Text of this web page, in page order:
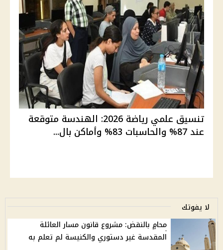
تنسيق علمي رياضة 2026: الهندسة متوقعة
عند 87% والحاسبات 83% وأماكن بال...
لا يفوتك
محامٍ بالنقض: مشروع قانون مسار العائلة
المقدسة غير دستوري والكنيسة لم تعلم به